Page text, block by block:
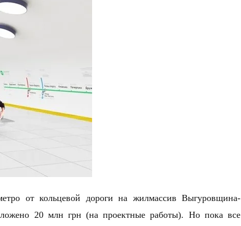
от кольцевой дороги на жилмассив Выгуровщина-
20 млн грн (на проектные работы). Но пока все